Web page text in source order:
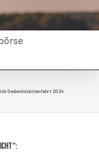
Gedenkstättenfahrt 2024